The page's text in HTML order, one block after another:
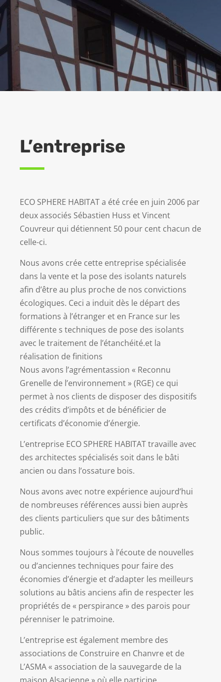
L’entreprise
ECO SPHERE HABITAT a été crée en juin 2006 par
deux associés Sébastien Huss et Vincent
Couvreur qui détiennent 50 pour cent chacun de
celle-ci.
Nous avons crée cette entreprise spécialisée
dans la vente et la pose des isolants naturels
afin d’être au plus proche de nos convictions
écologiques. Ceci a induit dès le départ des
formations à l’étranger et en France sur les
différente s techniques de pose des isolants
avec le traitement de l’étanchéité.et la
réalisation de finitions
Nous avons l’agrémentassion « Reconnu
Grenelle de l’environnement » (RGE) ce qui
permet à nos clients de disposer des dispositifs
des crédits d’impôts et de bénéficier de
certificats d’économie d’énergie.
L’entreprise ECO SPHERE HABITAT travaille avec
des architectes spécialisés soit dans le bâti
ancien ou dans l’ossature bois.
Nous avons avec notre expérience aujourd’hui
de nombreuses références aussi bien auprès
des clients particuliers que sur des bâtiments
public.
Nous sommes toujours à l’écoute de nouvelles
ou d’anciennes techniques pour faire des
économies d’énergie et d’adapter les meilleurs
solutions au bâtis anciens afin de respecter les
propriétés de « perspirance » des parois pour
pérenniser le patrimoine.
L’entreprise est également membre des
associations de Construire en Chanvre et de
L’ASMA « association de la sauvegarde de la